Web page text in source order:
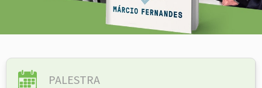
PALESTRA